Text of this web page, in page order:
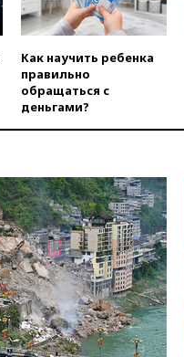
Как научить ребенка
правильно
обращаться с
деньгами?